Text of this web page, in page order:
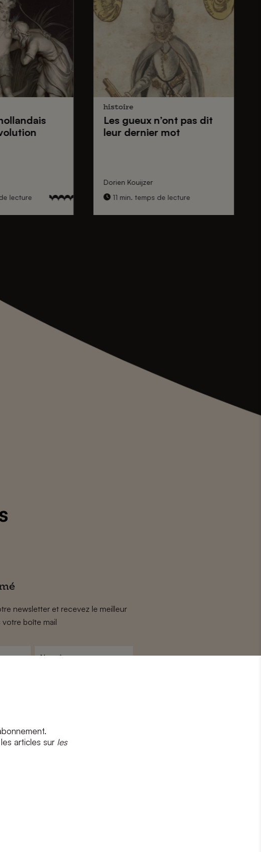
lecture
histoire
Les gueuxn’ont pas dit
leur dernier mot
Dorien Kouijzer
11 min. temps de lecture
articles sur les
newsletter et recevez le meilleur
boîte mail
conditionsetla politique de confidentialité